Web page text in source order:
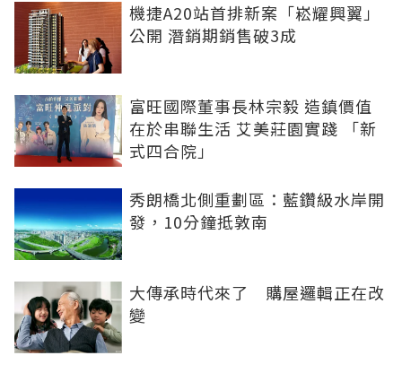
機捷A20站首排新案「崧耀興翼」
公開 潛銷期銷售破3成
富旺國際董事長林宗毅 造鎮價值
在於串聯生活 艾美莊園實踐 「新
式四合院」
秀朗橋北側重劃區：藍鑽級水岸開
發，10分鐘抵敦南
大傳承時代來了 購屋邏輯正在改
變